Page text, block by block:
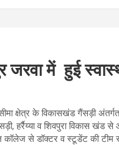
में हुई
सीमा क्षेत्र के विकासखंड
हर्रैय्या व शिवपुरा विकास खंड
कॉलेज से डॉक्टर व स्टूडेंट की